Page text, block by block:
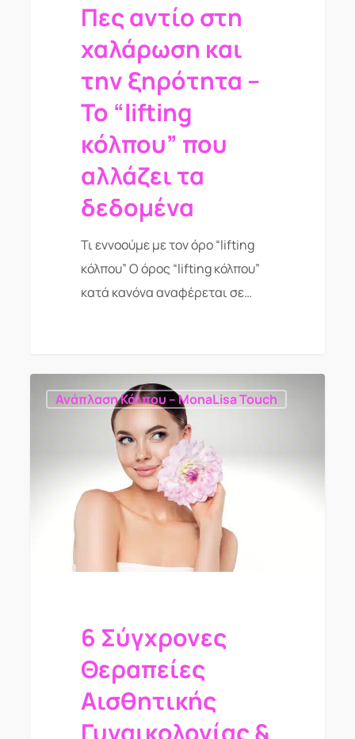
Πες αντίο στη
χαλάρωση και
την ξηρότητα –
Το “lifting
κόλπου” που
αλλάζει τα
δεδομένα
Τι εννοούμε με τον όρο “lifting
κόλπου” Ο όρος “lifting κόλπου”
κατά κανόνα αναφέρεται σε…
Ανάπλαση Κόλπου – MonaLisa Touch
6 Σύγχρονες
Θεραπείες
Αισθητικής
Γυναικολογίας &